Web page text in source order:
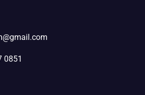
0851